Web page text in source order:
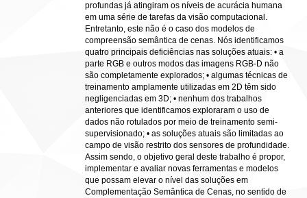
profundas já atingiram os níveis de acurácia humana
em uma série de tarefas da visão computacional.
Entretanto, este não é o caso dos modelos de
compreensão semântica de cenas. Nós identificamos
quatro principais deficiências nas soluções atuais: • a
parte RGB e outros modos das imagens RGB-D não
são completamente explorados; • algumas técnicas de
treinamento amplamente utilizadas em 2D têm sido
negligenciadas em 3D; • nenhum dos trabalhos
anteriores que identificamos exploraram o uso de
dados não rotulados por meio de treinamento semi-
supervisionado; • as soluções atuais são limitadas ao
campo de visão restrito dos sensores de profundidade.
Assim sendo, o objetivo geral deste trabalho é propor,
implementar e avaliar novas ferramentas e modelos
que possam elevar o nível das soluções em
Complementação Semântica de Cenas, no sentido de